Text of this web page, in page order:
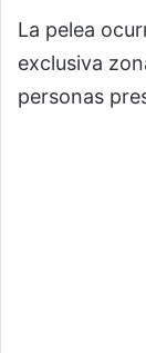
La pelea
exclusiva
personas